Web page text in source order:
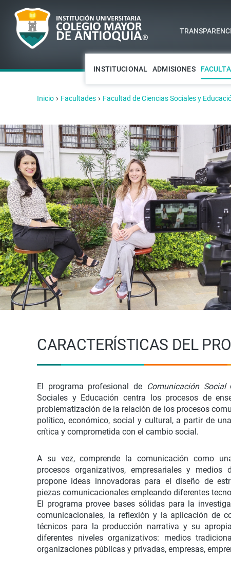
INSTITUCIONAL ADMISIONES
Inicio › Facultades › Facultad de Ciencias Sociales y
CARACTERÍSTICAS DEL
El programa profesional de Comunicación Social
Sociales y Educación centra los procesos de
problematización de la relación de los procesos
político, económico, social y cultural, a partir de
crítica y comprometida con el cambio social.
A su vez, comprende la comunicación como
procesos organizativos, empresariales y medios
propone ideas innovadoras para el diseño de
piezas comunicacionales empleando diferentes
El programa provee bases sólidas para la
comunicacionales, la reflexión y la aplicación de
técnicos para la producción narrativa y su
diferentes niveles organizativos: medios
organizaciones públicas y privadas, empresas,